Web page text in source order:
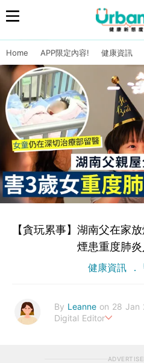
Home APP限定內容! 健康資訊
【貪玩累事】湖南父在家
煙患重度肺
健康資訊
By Leanne on 28 Jan
Digital Editor